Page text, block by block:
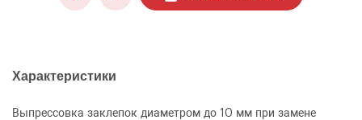
Характеристики
Выпрессовка заклепок диаметром до 10 мм при замене